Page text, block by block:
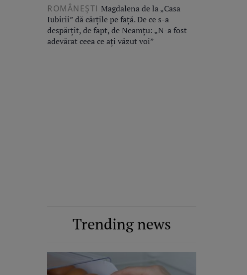
ROMÂNEŞTI Magdalena de la „Casa
Iubirii” dă cărțile pe față. De ce s-a
despărțit, de fapt, de Neamțu: „N-a fost
adevărat ceea ce ați văzut voi”
Trending news